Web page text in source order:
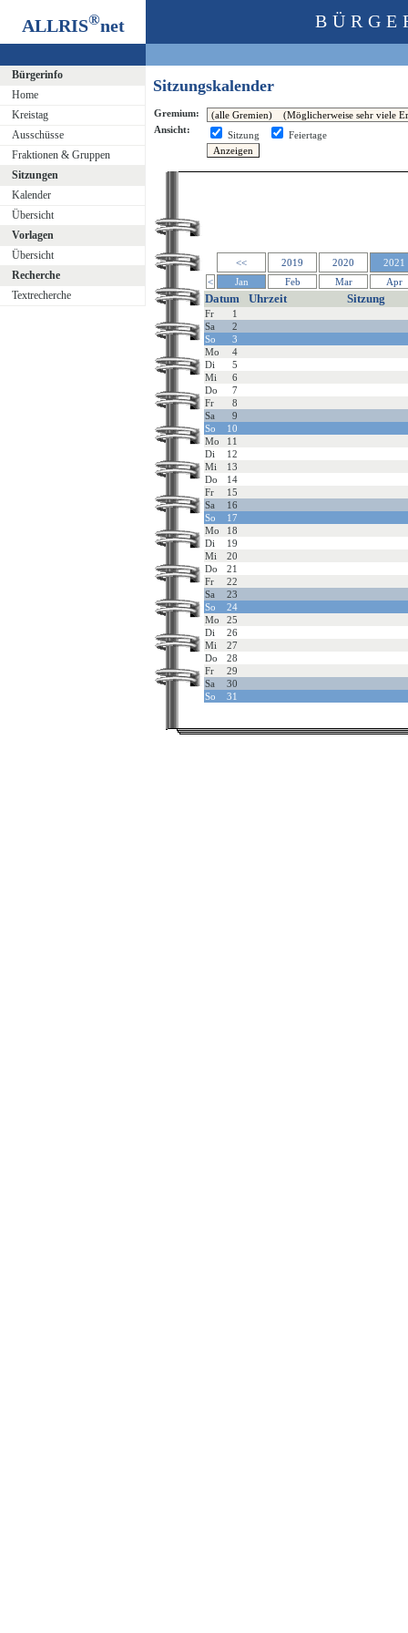
ALLRIS®net
Bürgerinfo
Home
Kreistag
Ausschüsse
Fraktionen & Gruppen
Sitzungen
Kalender
Übersicht
Vorlagen
Übersicht
Recherche
Textrecherche
Sitzungskalender
Gremium:
Ansicht:
Sitzung Feiertage
<< 2019 2020
2021
<
Jan Feb Mar Apr
Datum Uhrzeit Sitzung
Fr
1
Sa
2
So
3
Mo
4
Di
5
Mi
6
Do
7
Fr
8
Sa
9
So
10
Mo
11
Di
12
Mi
13
Do
14
Fr
15
Sa
16
So
17
Mo
18
Di
19
Mi
20
Do
21
Fr
22
Sa
23
So
24
Mo
25
Di
26
Mi
27
Do
28
Fr
29
Sa
30
So
31